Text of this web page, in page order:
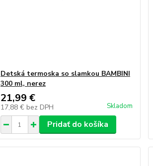
Detská termoska so slamkou BAMBINI
300 ml, nerez
21,99 €
17,88 € bez DPH Skladom
Pridať do košíka